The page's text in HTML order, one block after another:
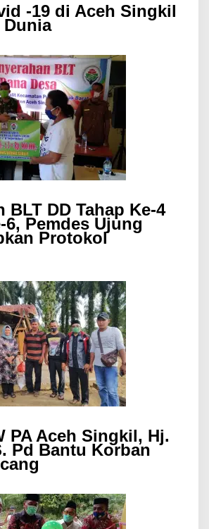
-19 di Aceh Singkil
BLT DD Tahap Ke-4
6, Pemdes Ujung
Protokol
PA Aceh Singkil, Hj.
Pd Bantu Korban